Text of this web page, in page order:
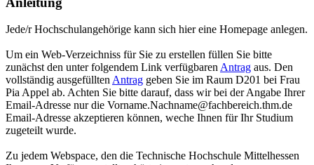
Jede/r Hochschulangehörige kann sich hier eine Homepage anlegen.
Um ein Web-Verzeichniss für Sie zu erstellen füllen Sie bitte
zunächst den unter folgendem Link verfügbarenAntrag aus. Den
vollständig ausgefülltenAntrag geben Sie im Raum D201 bei Frau
Pia Appel ab. Achten Sie bitte darauf, dass wir bei der Angabe Ihrer
Email-Adresse nur die Vorname.Nachname@fachbereich.thm.de
Email-Adresse akzeptieren können, weche Ihnen für Ihr Studium
zugeteilt wurde.
Zu jedem Webspace, den die Technische Hochschule Mittelhessen